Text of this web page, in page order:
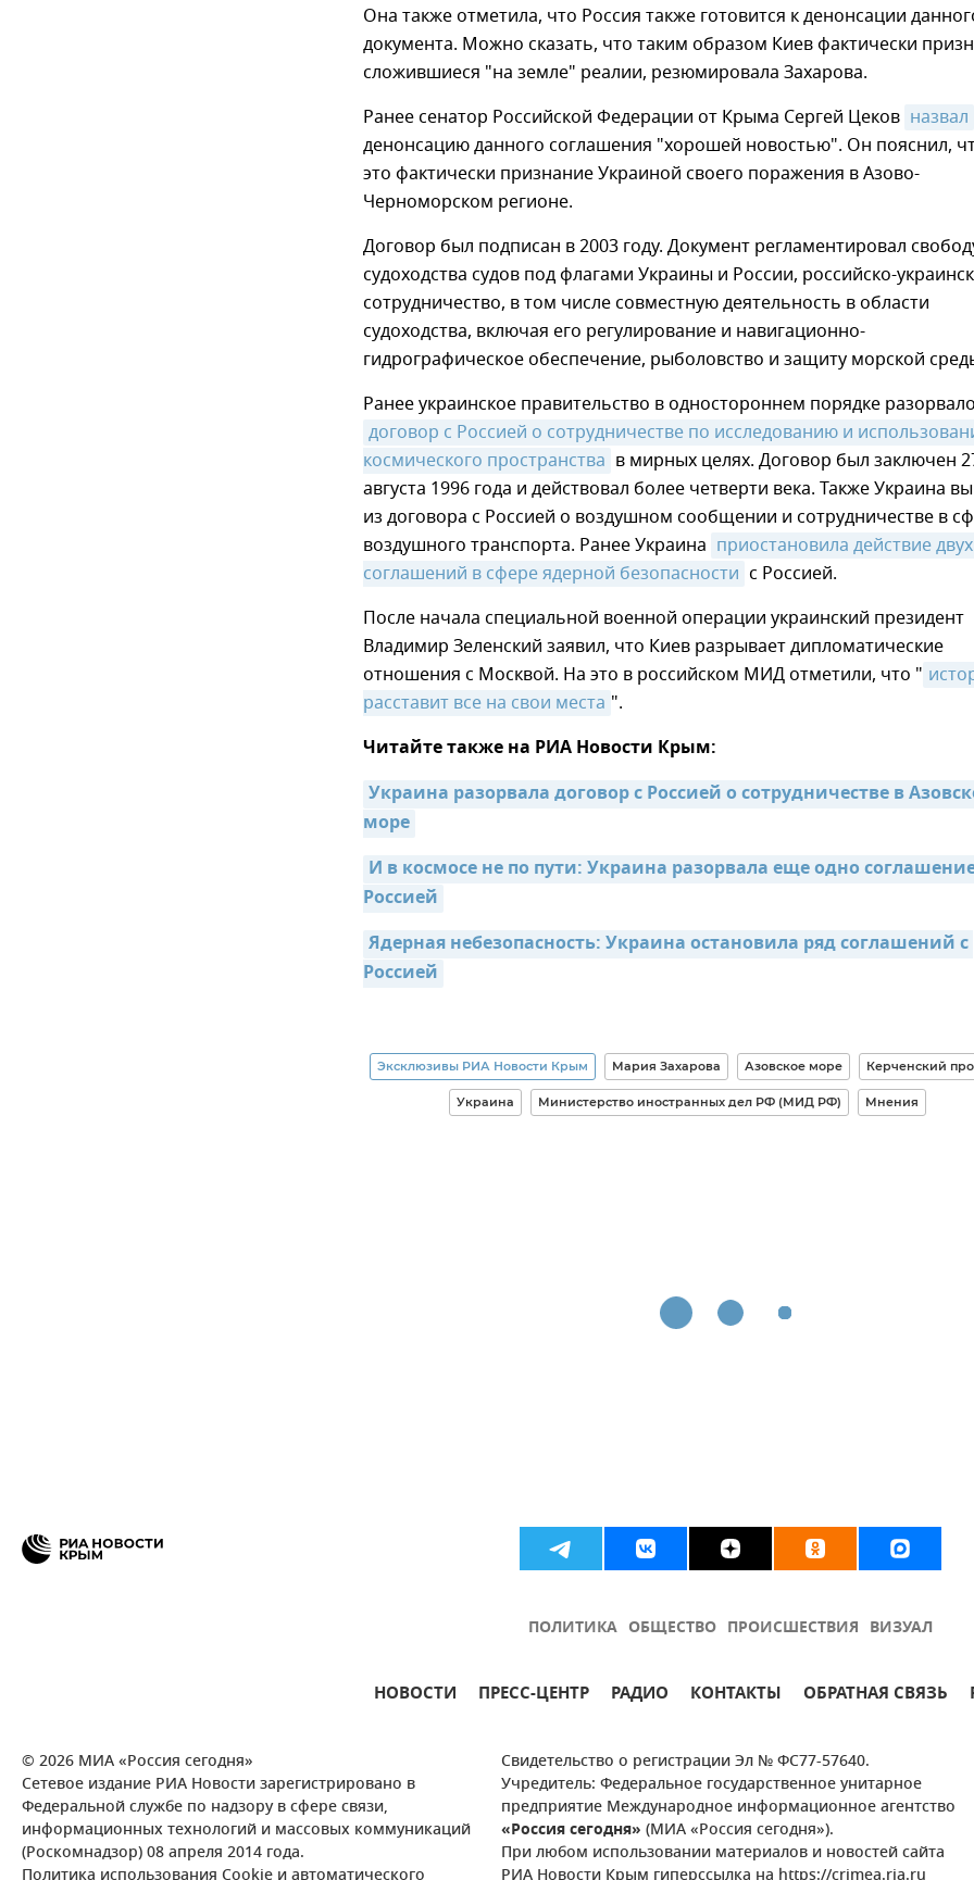
Она также отметила, что Россия также готовится к денонсации
документа. Можно сказать, что таким образом Киев фактически
сложившиеся "на земле" реалии, резюмировала Захарова.
Ранее сенатор Российской Федерации от Крыма Сергей Цеков назвал
денонсацию данного соглашения "хорошей новостью". Он пояснил,
это фактически признание Украиной своего поражения в Азово-
Черноморском регионе.
Договор был подписан в 2003 году. Документ регламентировал
судоходства судов под флагами Украины и России, российско-
сотрудничество, в том числе совместную деятельность в области
судоходства, включая его регулирование и навигационно-
гидрографическое обеспечение, рыболовство и защиту морской
Ранее украинское правительство в одностороннем порядке
договор с Россией о сотрудничестве по исследованию и
космического пространства в мирных целях. Договор был заключен
августа 1996 года и действовал более четверти века. Также Украина
из договора с Россией о воздушном сообщении и сотрудничестве в
воздушного транспорта. Ранее Украина приостановила действие двух
соглашений в сфере ядерной безопасности с Россией.
После начала специальной военной операции украинский президент
Владимир Зеленский заявил, что Киев разрывает дипломатические
отношения с Москвой. На это в российском МИД отметили, что "
расставит все на свои места ".
Читайте также на РИА Новости Крым:
Украина разорвала договор с Россией о сотрудничестве в
море
И в космосе не по пути: Украина разорвала еще одно
Россией
Ядерная небезопасность: Украина остановила ряд соглашений с
Россией
Эксклюзивы РИА Новости Крым Мария Захарова Азовское море Керченский
Украина Министерство иностранных дел РФ (МИД РФ) Мнения
ПОЛИТИКА ОБЩЕСТВО ПРОИСШЕСТВИЯ ВИЗУАЛ
НОВОСТИ ПРЕСС-ЦЕНТР РАДИО КОНТАКТЫ ОБРАТНАЯ СВЯЗЬ
© 2026 МИА «Россия сегодня»
Сетевое издание РИА Новости зарегистрировано в
Федеральной службе по надзору в сфере связи,
информационных технологий и массовых коммуникаций
(Роскомнадзор) 08 апреля 2014 года.
Свидетельство о регистрации Эл № ФС77-57640.
Учредитель: Федеральное государственное унитарное
предприятие Международное информационное агентство
«Россия сегодня» (МИА «Россия сегодня»).
При любом использовании материалов и новостей сайта